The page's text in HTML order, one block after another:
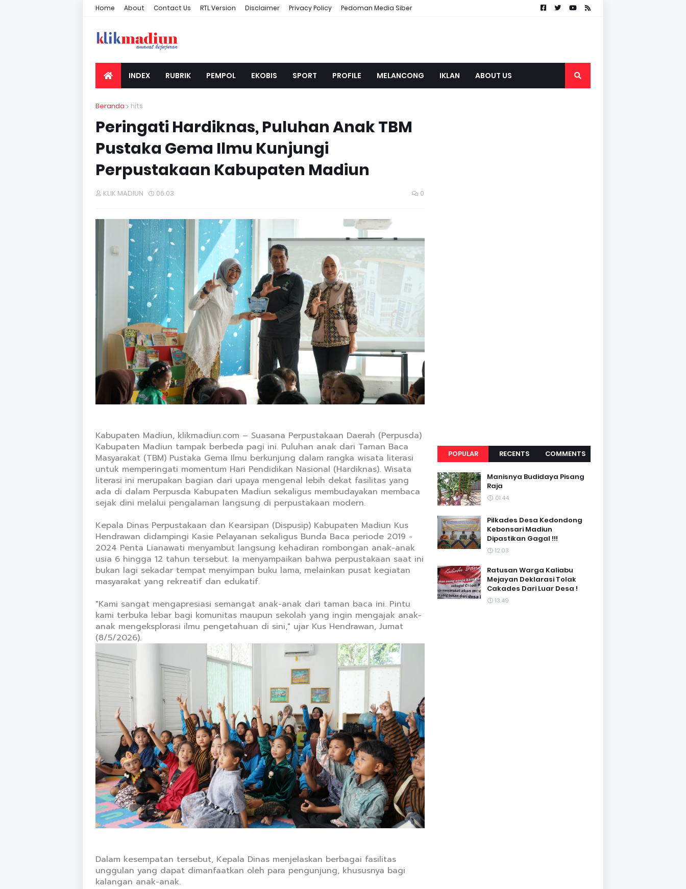
Home About Contact Us RTL Version Disclaimer Privacy Policy Pedoman Media Siber
INDEX RUBRIK PEMPOL EKOBIS SPORT PROFILE MELANCONG IKLAN ABOUT US
Beranda hits
Peringati Hardiknas, Puluhan Anak TBM
Pustaka Gema Ilmu Kunjungi
Perpustakaan Kabupaten Madiun
KLIK MADIUN 06.03 0
Kabupaten Madiun, klikmadiun.com – Suasana Perpustakaan Daerah (Perpusda)
Kabupaten Madiun tampak berbeda pagi ini. Puluhan anak dari Taman Baca
Masyarakat (TBM) Pustaka Gema Ilmu berkunjung dalam rangka wisata literasi
untuk memperingati momentum Hari Pendidikan Nasional (Hardiknas). Wisata
literasi ini merupakan bagian dari upaya mengenal lebih dekat fasilitas yang
ada di dalam Perpusda Kabupaten Madiun sekaligus membudayakan membaca
sejak dini melalui pengalaman langsung di perpustakaan modern.
Kepala Dinas Perpustakaan dan Kearsipan (Dispusip) Kabupaten Madiun Kus
Hendrawan didampingi Kasie Pelayanan sekaligus Bunda Baca periode 2019 -
2024 Penta Lianawati menyambut langsung kehadiran rombongan anak-anak
usia 6 hingga 12 tahun tersebut. Ia menyampaikan bahwa perpustakaan saat ini
bukan lagi sekadar tempat menyimpan buku lama, melainkan pusat kegiatan
masyarakat yang rekreatif dan edukatif.
"Kami sangat mengapresiasi semangat anak-anak dari taman baca ini. Pintu
kami terbuka lebar bagi komunitas maupun sekolah yang ingin mengajak anak-
anak mengeksplorasi ilmu pengetahuan di sini," ujar Kus Hendrawan, Jumat
(8/5/2026).
Dalam kesempatan tersebut, Kepala Dinas menjelaskan berbagai fasilitas
unggulan yang dapat dimanfaatkan oleh para pengunjung, khususnya bagi
kalangan anak-anak.
POPULAR RECENTS COMMENTS
Manisnya Budidaya Pisang
Raja
01.44
Pilkades Desa Kedondong
Kebonsari Madiun
Dipastikan Gagal !!!
12.03
Ratusan Warga Kaliabu
Mejayan Deklarasi Tolak
Cakades Dari Luar Desa !
13.49